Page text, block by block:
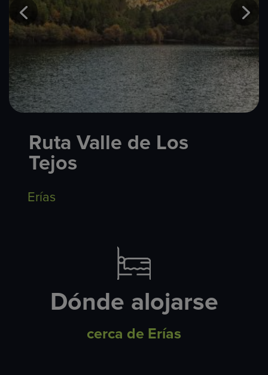
Ruta Valle de Los
Tejos
Erías
Dónde alojarse
cerca de Erías